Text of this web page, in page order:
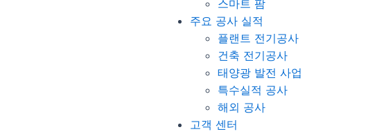
스마트 팜
주요 공사 실적
플랜트 전기공사
건축 전기공사
태양광 발전 사업
특수실적 공사
해외 공사
고객 센터